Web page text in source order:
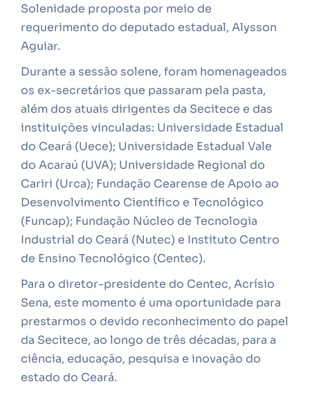
Solenidade proposta por meio de
requerimento do deputado estadual, Alysson
Aguiar.
Durante a sessão solene, foram homenageados
os ex-secretários que passaram pela pasta,
além dos atuais dirigentes da Secitece e das
instituições vinculadas: Universidade Estadual
do Ceará (Uece); Universidade Estadual Vale
do Acaraú (UVA); Universidade Regional do
Cariri (Urca); Fundação Cearense de Apoio ao
Desenvolvimento Científico e Tecnológico
(Funcap); Fundação Núcleo de Tecnologia
Industrial do Ceará (Nutec) e Instituto Centro
de Ensino Tecnológico (Centec).
Para o diretor-presidente do Centec, Acrísio
Sena, este momento é uma oportunidade para
prestarmos o devido reconhecimento do papel
da Secitece, ao longo de três décadas, para a
ciência, educação, pesquisa e inovação do
estado do Ceará.